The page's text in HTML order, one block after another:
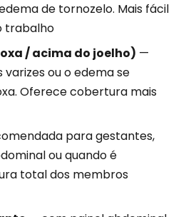
de tornozelo. Mais fácil
trabalho
/ acima do joelho) —
varizes ou o edema se
Oferece cobertura mais
para gestantes,
ou quando é
total dos membros